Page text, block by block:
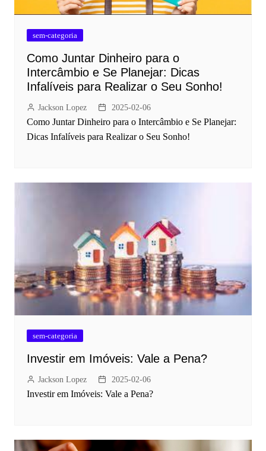
sem-categoria
Como Juntar Dinheiro para o
Intercâmbio e Se Planejar: Dicas
Infalíveis para Realizar o Seu Sonho!
Jackson Lopez 2025-02-06
Como Juntar Dinheiro para o Intercâmbio e Se Planejar:
Dicas Infalíveis para Realizar o Seu Sonho!
sem-categoria
Investir em Imóveis: Vale a Pena?
Jackson Lopez 2025-02-06
Investir em Imóveis: Vale a Pena?